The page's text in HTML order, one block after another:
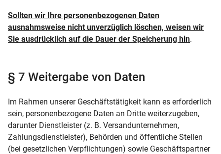
Sollten wir Ihre personenbezogenen Daten
ausnahmsweise nicht unverzüglich löschen, weisen wir
Sie ausdrücklich auf die Dauer der Speicherung hin.
§ 7 Weitergabe von Daten
Im Rahmen unserer Geschäftstätigkeit kann es erforderlich
sein, personenbezogene Daten an Dritte weiterzugeben,
darunter Dienstleister (z. B. Versandunternehmen,
Zahlungsdienstleister), Behörden und öffentliche Stellen
(bei gesetzlichen Verpflichtungen) sowie Geschäftspartner